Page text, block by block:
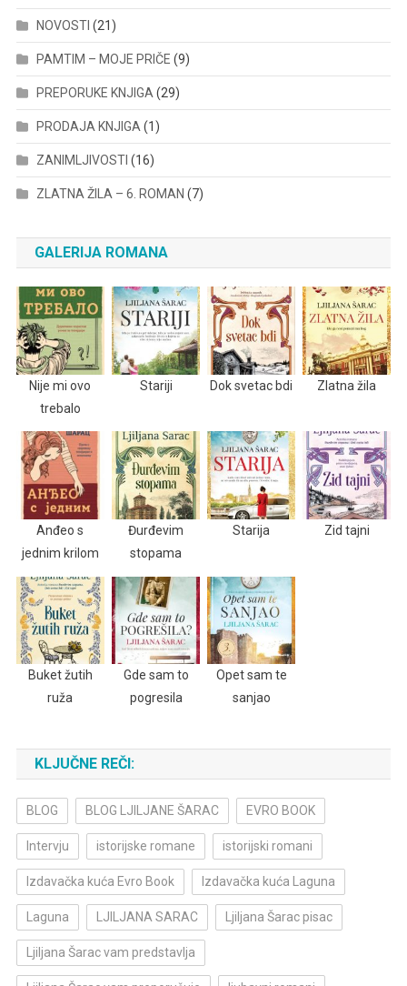
NOVOSTI (21)
PAMTIM – MOJE PRIČE (9)
PREPORUKE KNJIGA (29)
PRODAJA KNJIGA (1)
ZANIMLJIVOSTI (16)
ZLATNA ŽILA – 6. ROMAN (7)
GALERIJA ROMANA
Nije mi ovo
trebalo
Stariji Dok svetac bdi Zlatna žila
Anđeo s
jednim krilom
Đurđevim
stopama
Starija Zid tajni
Buket žutih
ruža
Gde sam to
pogresila
Opet sam te
sanjao
KLJUČNE REČI:
BLOG BLOG LJILJANE ŠARAC EVRO BOOK
Intervju istorijske romane istorijski romani
Izdavačka kuća Evro Book Izdavačka kuća Laguna
Laguna LJILJANA SARAC Ljiljana Šarac pisac
Ljiljana Šarac vam predstavlja